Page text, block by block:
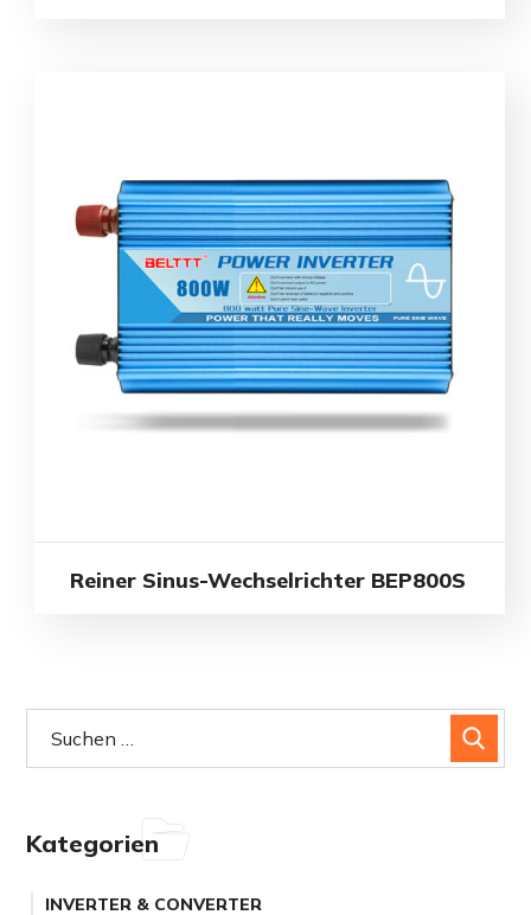
Reiner Sinus-Wechselrichter BEP800S
Kategorien
INVERTER & CONVERTER